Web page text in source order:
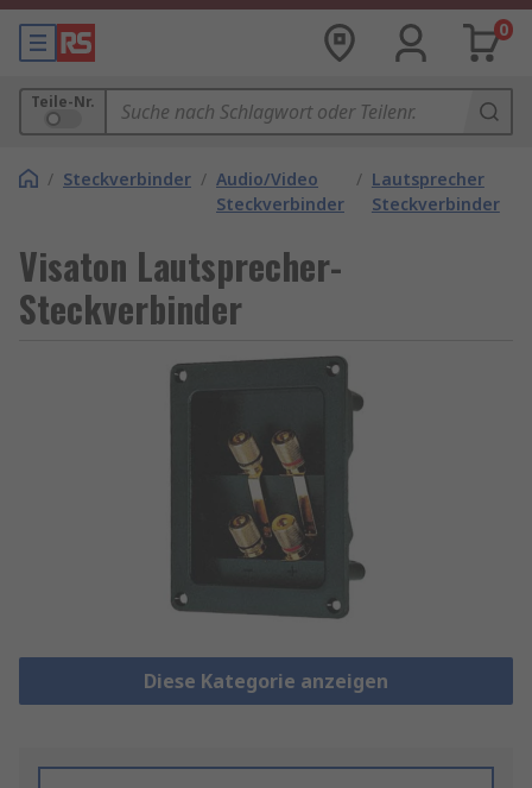
0
Teile-Nr.
/ Steckverbinder / Audio/Video
Steckverbinder
/ Lautsprecher
Steckverbinder
Visaton Lautsprecher-
Steckverbinder
Diese Kategorie anzeigen